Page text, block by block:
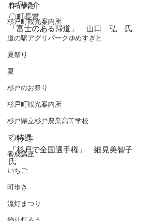
まち歩き
杉戸町観光案内所
道の駅アグリパークゆめすぎと
夏祭り
夏
杉戸のお祭り
杉戸町観光案内所
杉戸県立杉戸農業高等学校
マルシェ
養成講座
いちご
町歩き
流灯まつり
作品紹介
〇町長賞
「富士のある帰道」　山口　弘　氏
〇特選
「杉戸で全国選手権」　細見美智子
氏